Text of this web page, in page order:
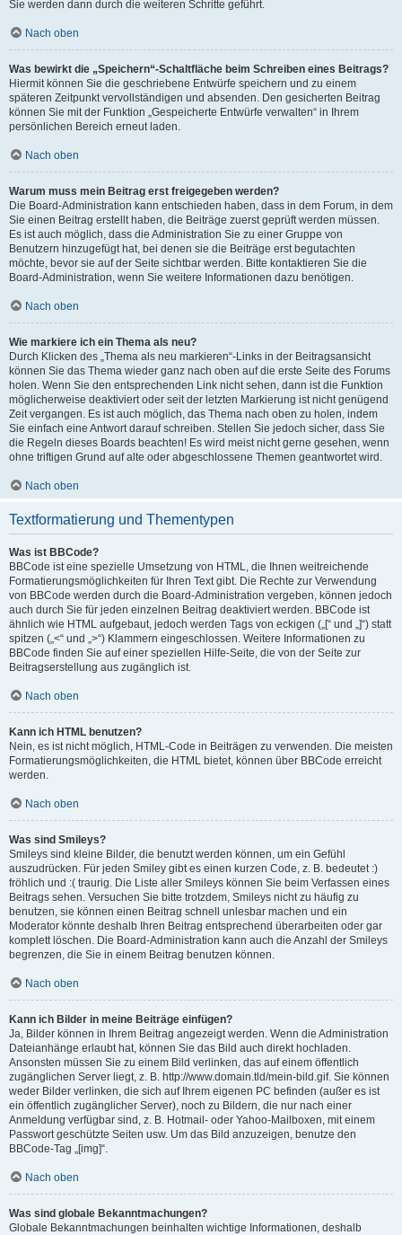
Sie werden dann durch die weiteren Schritte geführt.
Nach oben
Was bewirkt die „Speichern“-Schaltfläche beim Schreiben eines Beitrags?
Hiermit können Sie die geschriebene Entwürfe speichern und zu einem
späteren Zeitpunkt vervollständigen und absenden. Den gesicherten Beitrag
können Sie mit der Funktion „Gespeicherte Entwürfe verwalten“ in Ihrem
persönlichen Bereich erneut laden.
Nach oben
Warum muss mein Beitrag erst freigegeben werden?
Die Board-Administration kann entschieden haben, dass in dem Forum, in dem
Sie einen Beitrag erstellt haben, die Beiträge zuerst geprüft werden müssen.
Es ist auch möglich, dass die Administration Sie zu einer Gruppe von
Benutzern hinzugefügt hat, bei denen sie die Beiträge erst begutachten
möchte, bevor sie auf der Seite sichtbar werden. Bitte kontaktieren Sie die
Board-Administration, wenn Sie weitere Informationen dazu benötigen.
Nach oben
Wie markiere ich ein Thema als neu?
Durch Klicken des „Thema als neu markieren“-Links in der Beitragsansicht
können Sie das Thema wieder ganz nach oben auf die erste Seite des Forums
holen. Wenn Sie den entsprechenden Link nicht sehen, dann ist die Funktion
möglicherweise deaktiviert oder seit der letzten Markierung ist nicht genügend
Zeit vergangen. Es ist auch möglich, das Thema nach oben zu holen, indem
Sie einfach eine Antwort darauf schreiben. Stellen Sie jedoch sicher, dass Sie
die Regeln dieses Boards beachten! Es wird meist nicht gerne gesehen, wenn
ohne triftigen Grund auf alte oder abgeschlossene Themen geantwortet wird.
Nach oben
Textformatierung und Thementypen
Was ist BBCode?
BBCode ist eine spezielle Umsetzung von HTML, die Ihnen weitreichende
Formatierungsmöglichkeiten für Ihren Text gibt. Die Rechte zur Verwendung
von BBCode werden durch die Board-Administration vergeben, können jedoch
auch durch Sie für jeden einzelnen Beitrag deaktiviert werden. BBCode ist
ähnlich wie HTML aufgebaut, jedoch werden Tags von eckigen („[“ und „]“) statt
spitzen („<“ und „>“) Klammern eingeschlossen. Weitere Informationen zu
BBCode finden Sie auf einer speziellen Hilfe-Seite, die von der Seite zur
Beitragserstellung aus zugänglich ist.
Nach oben
Kann ich HTML benutzen?
Nein, es ist nicht möglich, HTML-Code in Beiträgen zu verwenden. Die meisten
Formatierungsmöglichkeiten, die HTML bietet, können über BBCode erreicht
werden.
Nach oben
Was sind Smileys?
Smileys sind kleine Bilder, die benutzt werden können, um ein Gefühl
auszudrücken. Für jeden Smiley gibt es einen kurzen Code, z. B. bedeutet :)
fröhlich und :( traurig. Die Liste aller Smileys können Sie beim Verfassen eines
Beitrags sehen. Versuchen Sie bitte trotzdem, Smileys nicht zu häufig zu
benutzen, sie können einen Beitrag schnell unlesbar machen und ein
Moderator könnte deshalb Ihren Beitrag entsprechend überarbeiten oder gar
komplett löschen. Die Board-Administration kann auch die Anzahl der Smileys
begrenzen, die Sie in einem Beitrag benutzen können.
Nach oben
Kann ich Bilder in meine Beiträge einfügen?
Ja, Bilder können in Ihrem Beitrag angezeigt werden. Wenn die Administration
Dateianhänge erlaubt hat, können Sie das Bild auch direkt hochladen.
Ansonsten müssen Sie zu einem Bild verlinken, das auf einem öffentlich
zugänglichen Server liegt, z. B. http://www.domain.tld/mein-bild.gif. Sie können
weder Bilder verlinken, die sich auf Ihrem eigenen PC befinden (außer es ist
ein öffentlich zugänglicher Server), noch zu Bildern, die nur nach einer
Anmeldung verfügbar sind, z. B. Hotmail- oder Yahoo-Mailboxen, mit einem
Passwort geschützte Seiten usw. Um das Bild anzuzeigen, benutze den
BBCode-Tag „[img]“.
Nach oben
Was sind globale Bekanntmachungen?
Globale Bekanntmachungen beinhalten wichtige Informationen, deshalb